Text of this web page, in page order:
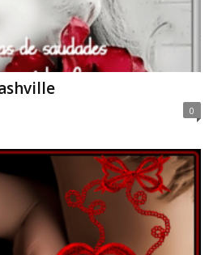
0